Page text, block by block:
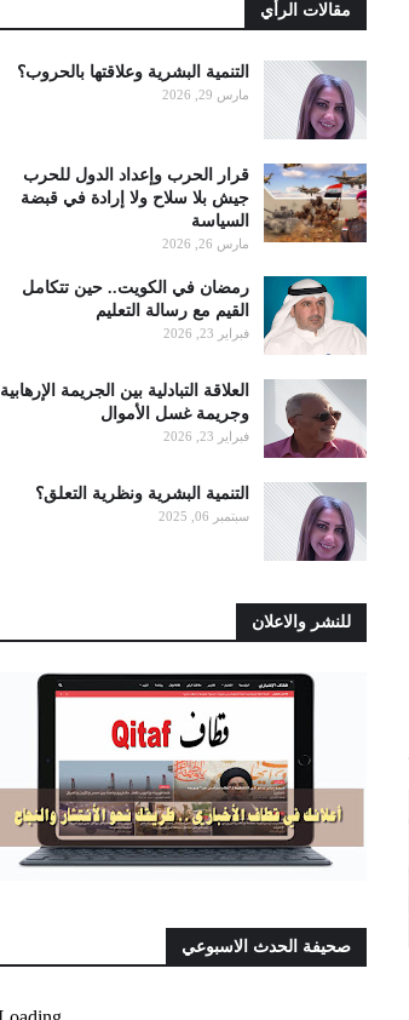
مقالات الرأي
التنمية البشرية وعلاقتها بالحروب؟
مارس 29, 2026
قرار الحرب وإعداد الدول للحرب
جيش بلا سلاح ولا إرادة في قبضة
السياسة
مارس 26, 2026
رمضان في الكويت.. حين تتكامل
القيم مع رسالة التعليم
فبراير 23, 2026
العلاقة التبادلية بين الجريمة الإرهابية
وجريمة غسل الأموال
فبراير 23, 2026
التنمية البشرية ونظرية التعلق؟
سبتمبر 06, 2025
للنشر والاعلان
صحيفة الحدث الاسبوعي